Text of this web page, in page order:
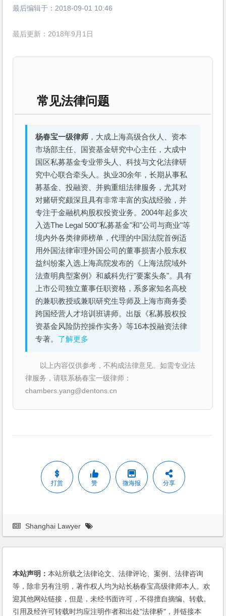
最后编辑于： 2018-09-01 10:46
最后更新：2018年9月1日
常见法律问题
杨春宝一级律师 ，大成上海高级合伙人、资本
市场部主任、国资基金研究中心主任，大成中
国区私募基金专业带头人、科技与文化法律研
究中心联合牵头人。执业30余年，长期从事私
募基金、投融资、并购重组法律服务，尤其对
对赌研究颇深且具有非常丰富的实战经验，并
专注于金融机构股权投资业务。2004年起多次
入选The Legal 500"私募基金"和"公司与商业"等
境内外各类律师榜单，代理的中国法院首例适
用外国法律审理外国公司的董事损害小股东权
益纠纷案入选上海高院发布的《上海法院域外
法查明典型案例》和威科先行"要案头条"。具有
上市公司独立董事任职资格，系多家知名高校
的兼职教授或兼职研究生导师及上海市商务委
跨国经营人才培训班讲师。出版《私募股权投
资基金风险防控操作实务》等16本投融资法律
专著。 了解更多
以上内容仅供参考，不构成法律意见。如需专业法
律服务，请联系杨春宝一级律师：
chambers.yang@dentons.cn
打赏 赞 微海报 分享
Shanghai Lawyer
本站声明：本站所载之法律论文、法律评论、案例、法律咨询
等，除非另有注明，著作权人均为站长杨春宝高级律师本人。欢
迎其他网站链接，但是，未经书面许可，不得擅自摘编、转载。
引用及经许可转载时均应注明作者和出处"法律桥"，并链接本